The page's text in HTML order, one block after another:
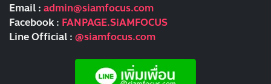
Email : admin@siamfocus.com
Facebook : FANPAGE.SiAMFOCUS
Line Official : @siamfocus.com